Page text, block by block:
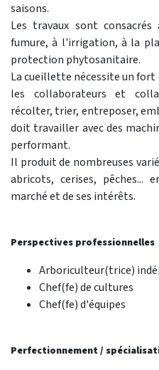
saisons.
Les travaux sont
fumure, à l'irrigation, à la
protection phytosanitaire.
La cueillette nécessite un
les collaborateurs et
récolter, trier, entreposer,
doit travailler avec des
performant.
Il produit de nombreuses
abricots, cerises, pêches...
marché et de ses intérêts.
Perspectives professionnelles
Arboriculteur(trice)
Chef(fe) de cultures
Chef(fe) d'équipes
Perfectionnement /